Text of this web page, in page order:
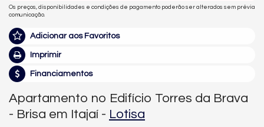
Os preços, disponibilidades e condições de pagamento poderão ser alterados sem prévia
comunicação.
Adicionar aos Favoritos
Imprimir
Financiamentos
Apartamento no Edifício Torres da Brava
- Brisa em Itajaí - Lotisa